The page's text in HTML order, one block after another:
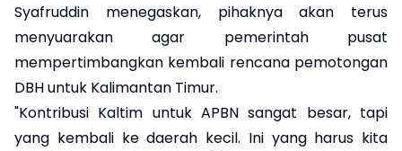
Syafruddin menegaskan, pihaknya akan terus
menyuarakan agar pemerintah pusat
mempertimbangkan kembali rencana pemotongan
DBH untuk Kalimantan Timur.
"Kontribusi Kaltim untuk APBN sangat besar, tapi
yang kembali ke daerah kecil. Ini yang harus kita